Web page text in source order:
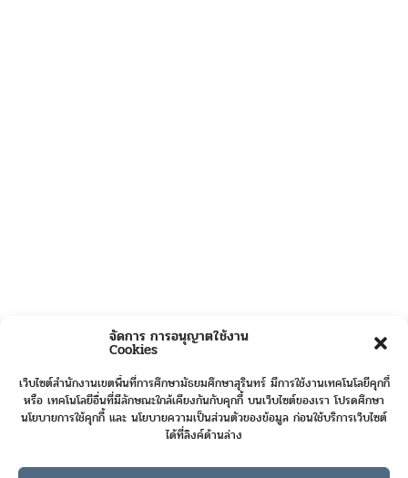
จัดการ การอนุญาตใช้งาน
Cookies
เว็บไซต์สำนักงานเขตพื้นที่การศึกษามัธยมศึกษาสุรินทร์ มีการใช้งานเทคโนโลยีคุกกี้
หรือ เทคโนโลยีอื่นที่มีลักษณะใกล้เคียงกันกับคุกกี้ บนเว็บไซต์ของเรา โปรดศึกษา
นโยบายการใช้คุกกี้ และ นโยบายความเป็นส่วนตัวของข้อมูล ก่อนใช้บริการเว็บไซต์
ได้ที่ลิงค์ด้านล่าง